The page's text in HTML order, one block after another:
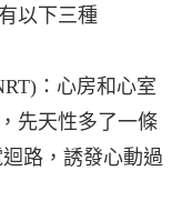
以下三種
：心房和心室
先天性多了一條
路，誘發心動過